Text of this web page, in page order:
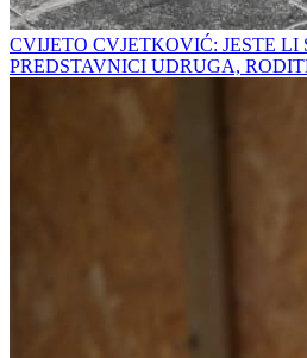
CVIJETO CVJETKOVIĆ: JESTE LI
PREDSTAVNICI UDRUGA,